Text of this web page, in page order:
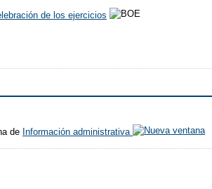
de los ejercicios
de Información administrativa